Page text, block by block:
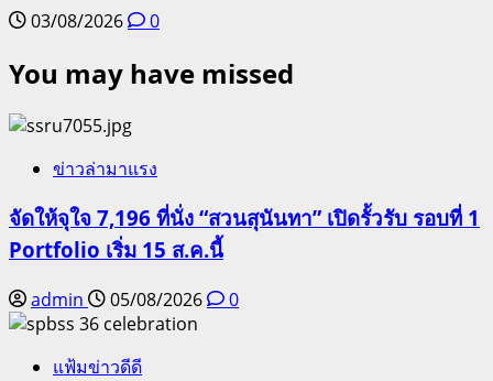
03/08/2026 0
You may have missed
ข่าวล่ามาแรง
จัดให้จุใจ 7,196 ที่นั่ง “สวนสุนันทา” เปิดรั้วรับ รอบที่ 1
Portfolio เริ่ม 15 ส.ค.นี้
admin 05/08/2026 0
แฟ้มข่าวดีดี